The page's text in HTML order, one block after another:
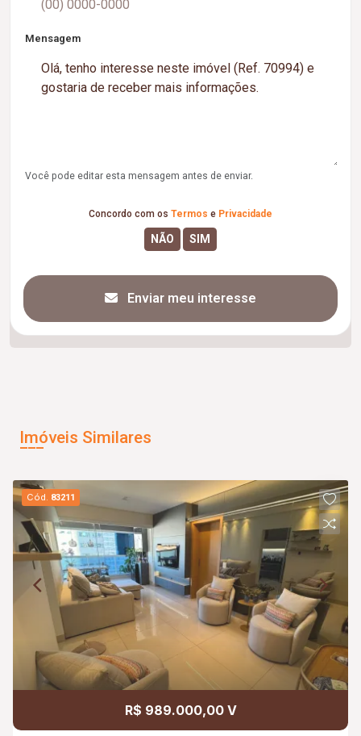
Mensagem
Você pode editar esta mensagem antes de enviar.
Concordo com os Termos e Privacidade
Enviar meu interesse
Imóveis Similares
Cód. 83211
R$ 989.000,00 V